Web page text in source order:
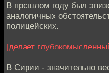
В прошлом году был
аналогичных
полицейских.
[делает
В Сирии - значительно